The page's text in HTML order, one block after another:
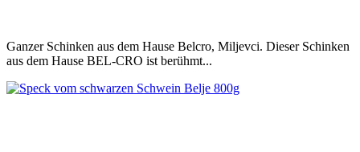
Ganzer Schinken aus dem Hause Belcro, Miljevci. Dieser Schinken
aus dem Hause BEL-CRO ist berühmt...